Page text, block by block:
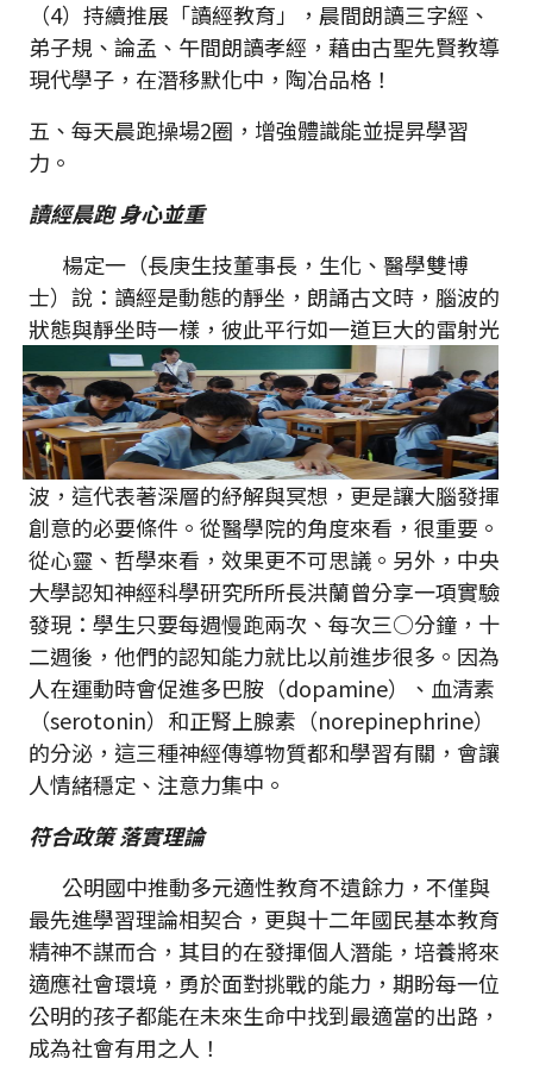
（4）持續推展「讀經教育」，晨間朗讀三字經、
弟子規、論孟、午間朗讀孝經，藉由古聖先賢教導
現代學子，在潛移默化中，陶冶品格！
五、每天晨跑操場2圈，增強體識能並提昇學習
力。
讀經晨跑 身心並重
楊定一（長庚生技董事長，生化、醫學雙博
士）說：讀經是動態的靜坐，朗誦古文時，腦波的
狀態與靜坐時一樣，彼此平行如一道巨大的雷射光
波，這代表著深層的紓解與冥想，更是讓大腦發揮
創意的必要條件。從醫學院的角度來看，很重要。
從心靈、哲學來看，效果更不可思議。另外，中央
大學認知神經科學研究所所長洪蘭曾分享一項實驗
發現：學生只要每週慢跑兩次、每次三○分鐘，十
二週後，他們的認知能力就比以前進步很多。因為
人在運動時會促進多巴胺（dopamine）、血清素
（serotonin）和正腎上腺素（norepinephrine）
的分泌，這三種神經傳導物質都和學習有關，會讓
人情緒穩定、注意力集中。
符合政策 落實理論
公明國中推動多元適性教育不遺餘力，不僅與
最先進學習理論相契合，更與十二年國民基本教育
精神不謀而合，其目的在發揮個人潛能，培養將來
適應社會環境，勇於面對挑戰的能力，期盼每一位
公明的孩子都能在未來生命中找到最適當的出路，
成為社會有用之人！